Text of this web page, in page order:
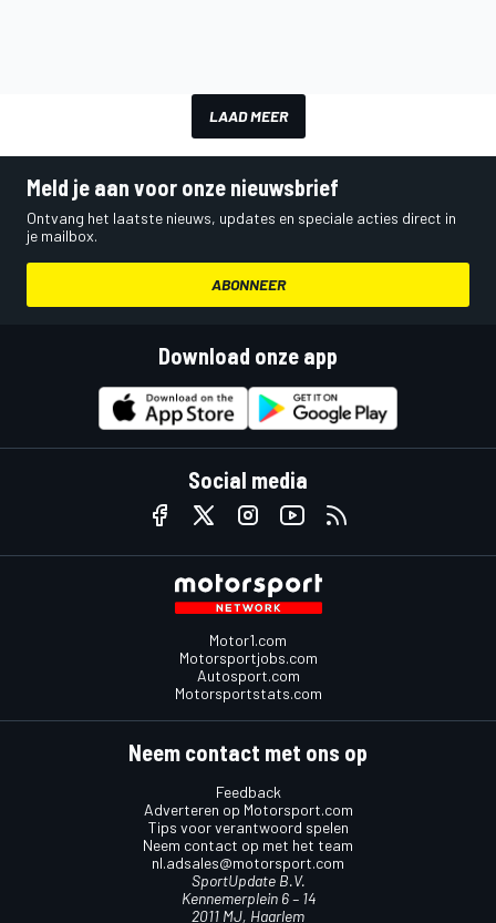
LAAD MEER
Meld je aan voor onze nieuwsbrief
Ontvang het laatste nieuws, updates en speciale acties direct in
je mailbox.
ABONNEER
Download onze app
Social media
Motor1.com
Motorsportjobs.com
Autosport.com
Motorsportstats.com
Neem contact met ons op
Feedback
Adverteren op Motorsport.com
Tips voor verantwoord spelen
Neem contact op met het team
nl.adsales@motorsport.com
SportUpdate B.V.
Kennemerplein 6 – 14
2011 MJ, Haarlem